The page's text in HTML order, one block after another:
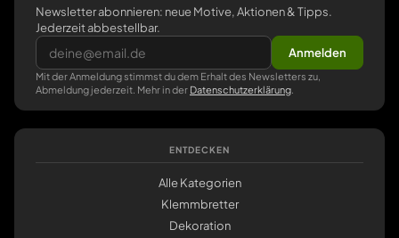
Newsletter abonnieren: neue Motive, Aktionen & Tipps.
Jederzeit abbestellbar.
Anmelden
Mit der Anmeldung stimmst du dem Erhalt des Newsletters zu,
Abmeldung jederzeit. Mehr in der Datenschutzerklärung
ENTDECKEN
Alle Kategorien
Klemmbretter
Dekoration